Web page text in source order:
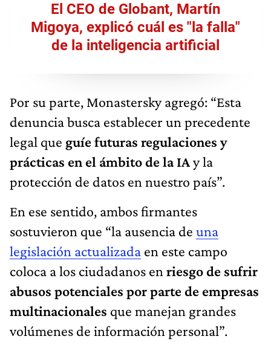
El CEO de Globant, Martín
Migoya, explicó cuál es "la falla"
de la inteligencia artificial
Por su parte, Monastersky agregó: “Esta
denuncia busca establecer un precedente
legal que guíe futuras regulaciones y
prácticas en el ámbito de la IAy la
protección de datos en nuestro país”.
En ese sentido, ambos firmantes
sostuvieron que “la ausencia de una
legislación actualizada en este campo
coloca a los ciudadanos en riesgo de sufrir
abusos potenciales por parte de empresas
multinacionales que manejan grandes
volúmenes de información personal”.